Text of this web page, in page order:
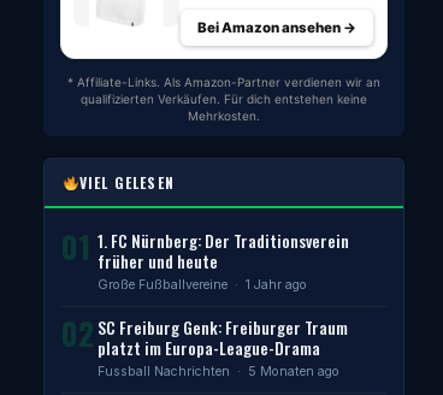
Bei Amazon ansehen →
* Affiliate-Links. Als Amazon-Partner verdienen wir an
qualifizierten Verkäufen. Für dich entstehen keine
Mehrkosten.
VIEL GELESEN
01 1. FC Nürnberg: Der Traditionsverein
früher und heute
Große Fußballvereine · 1 Jahr ago
02 SC Freiburg Genk: Freiburger Traum
platzt im Europa-League-Drama
Fussball Nachrichten · 5 Monaten ago